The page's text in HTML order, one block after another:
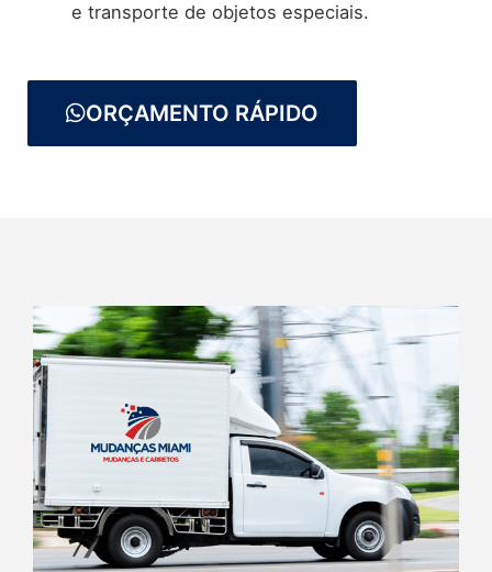
e transporte de objetos especiais.
ORÇAMENTO RÁPIDO